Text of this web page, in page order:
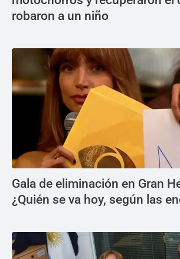
robaron a un niño
Gala de eliminación en Gran
¿Quién se va hoy, según las